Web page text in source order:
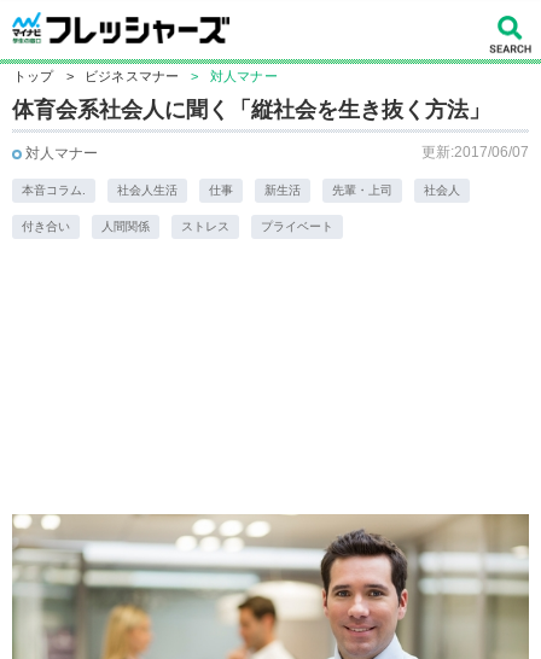
トップ > ビジネスマナー > 対人マナー
体育会系社会人に聞く「縦社会を生き抜く方法」
対人マナー 更新:2017/06/07
本音コラム. 社会人生活 仕事 新生活 先輩・上司 社会人
付き合い 人間関係 ストレス プライベート